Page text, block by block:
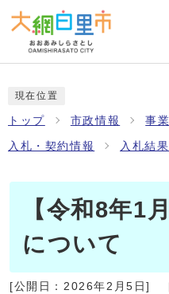
現在位置
トップ 市政情報 事
入札・契約情報 入札結果
【令和8年1
について
[公開日： 2026年2月5日]